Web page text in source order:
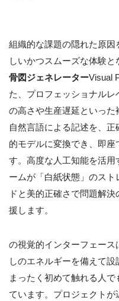
組織的な課題の隠れた原
しいかつスムーズな体験と
骨図ジェネレーターVisual
た、プロフェッショナル
の高さや生産遅延といっ
自然言語による記述を、
的モデルに変換でき、即
す。高度な人工知能を活用
ームが「白紙状態」のス
ドと美的正確さで問題解
援します。
の視覚的インターフェース
しのエネルギーを備えて
まったく初めて触れる人
ています。プロジェクトが